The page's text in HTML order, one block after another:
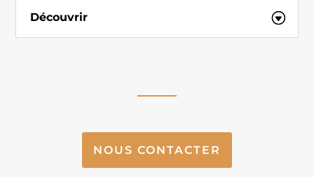
Découvrir
NOUS CONTACTER